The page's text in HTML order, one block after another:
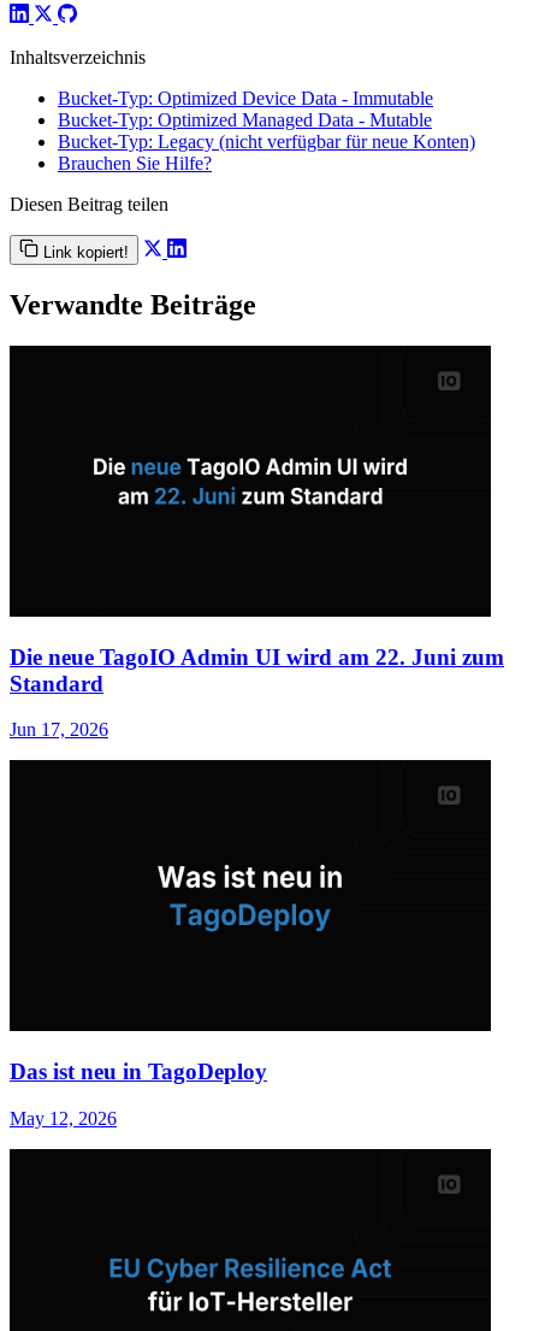
Inhaltsverzeichnis
Bucket-Typ: Optimized Device Data - Immutable
Bucket-Typ: Optimized Managed Data - Mutable
Bucket-Typ: Legacy (nicht verfügbar für neue Konten)
Brauchen Sie Hilfe?
Diesen Beitrag teilen
Link kopiert!
Verwandte Beiträge
Die neue TagoIO Admin UI wird am 22. Juni zum
Standard
Jun 17, 2026
Das ist neu in TagoDeploy
May 12, 2026